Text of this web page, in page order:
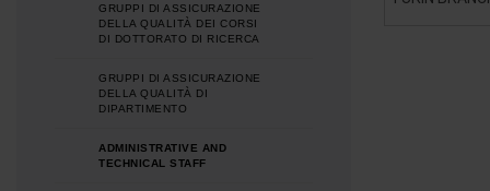
GRUPPI DI ASSICURAZIONE
DELLA QUALITÀ DEI CORSI
DI DOTTORATO DI RICERCA
GRUPPI DI ASSICURAZIONE
DELLA QUALITÀ DI
DIPARTIMENTO
ADMINISTRATIVE AND
TECHNICAL STAFF